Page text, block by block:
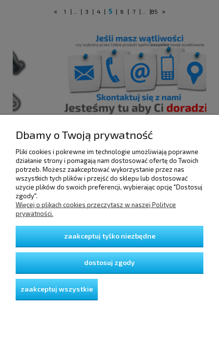
« 1 | | 3 | 4 | 5 | 6 | 7 | |85 »
POMOC
DOSTAWA I PŁATNOŚCI
GWARANCJA I ZWROTY
O FIRMIE
Dbamy o Twoją prywatność
Pliki cookies i pokrewne im technologie umożliwiają poprawne
działanie strony i pomagają nam dostosować ofertę do Twoich
potrzeb. Możesz zaakceptować wykorzystanie przez nas
wszystkich tych plików i przejść do sklepu lub dostosować
użycie plików do swoich preferencji, wybierając opcję "Dostosuj
zgody".
Więcej o plikach cookies przeczytasz w naszej Polityce
prywatności.
zaakceptuj tylko niezbędne
dostosuj zgody
zaakceptuj wszystkie